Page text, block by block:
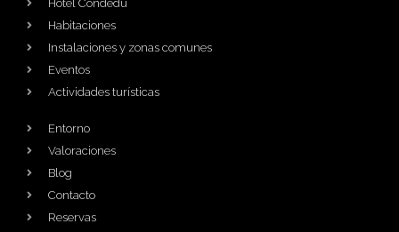
Hotel Condedu
Habitaciones
Instalaciones y zonas comunes
Eventos
Actividades turísticas
Entorno
Valoraciones
Blog
Contacto
Reservas